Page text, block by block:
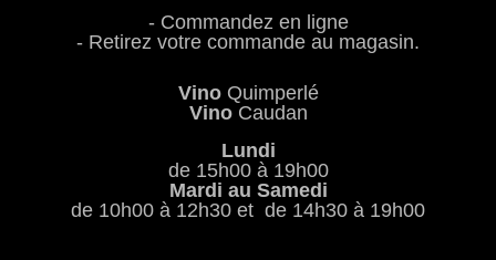
- Commandez en ligne
- Retirez votre commande au magasin.
VinoQuimperlé
VinoCaudan
Lundi
de 15h00 à 19h00
Mardi au Samedi
de 10h00 à 12h30 et de 14h30 à 19h00